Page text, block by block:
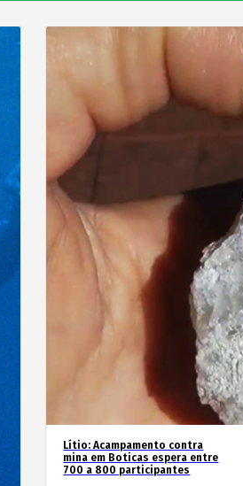
Lítio: Acampamento contra
mina em Boticas espera entre
700 a 800 participantes